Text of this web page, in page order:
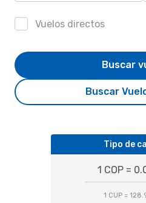
Vuelos directos
Buscar
Buscar
Tipo de
1 COP =
1 CUP =